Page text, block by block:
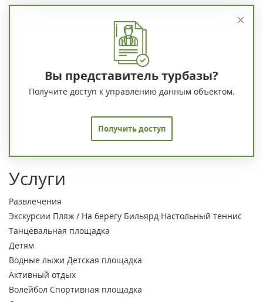
Вы представитель турбазы?
Получите доступ к управлению данным объектом.
Получить доступ
Услуги
Развлечения
Экскурсии Пляж / На берегу Бильярд Настольный теннис
Танцевальная площадка
Детям
Водные лыжи Детская площадка
Активный отдых
Волейбол Спортивная площадка